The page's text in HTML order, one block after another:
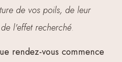
de vos poils, de leur
l'effet recherché.
rendez-vous commence